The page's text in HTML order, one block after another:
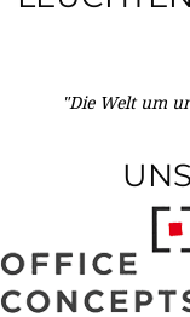
"Die Welt um